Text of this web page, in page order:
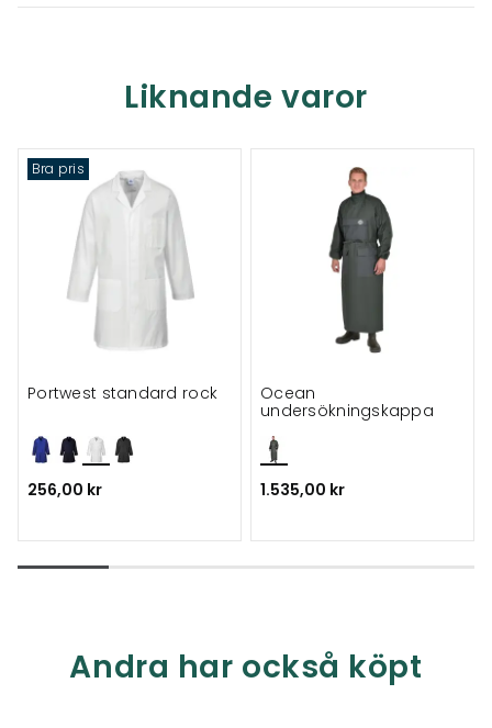
Liknande varor
Bra pris
Portwest standard rock
256,00 kr
Ocean
undersökningskappa
1.535,00 kr
Andra har också köpt